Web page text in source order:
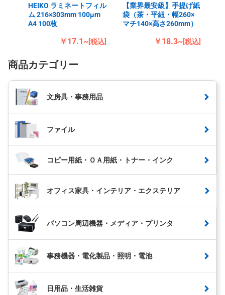
HEIKO ラミネートフィル
ム 216×303mm 100μm
A4 100枚
￥17.1~[税込]
【業界最安級】手提げ紙
袋（茶・平紐・幅260×
マチ140×高さ260mm）
￥18.3~[税込]
商品カテゴリー
文房具・事務用品
ファイル
コピー用紙・ＯＡ用紙・トナー・インク
オフィス家具・インテリア・エクステリア
パソコン周辺機器・メディア・プリンタ
事務機器・電化製品・照明・電池
日用品・生活雑貨